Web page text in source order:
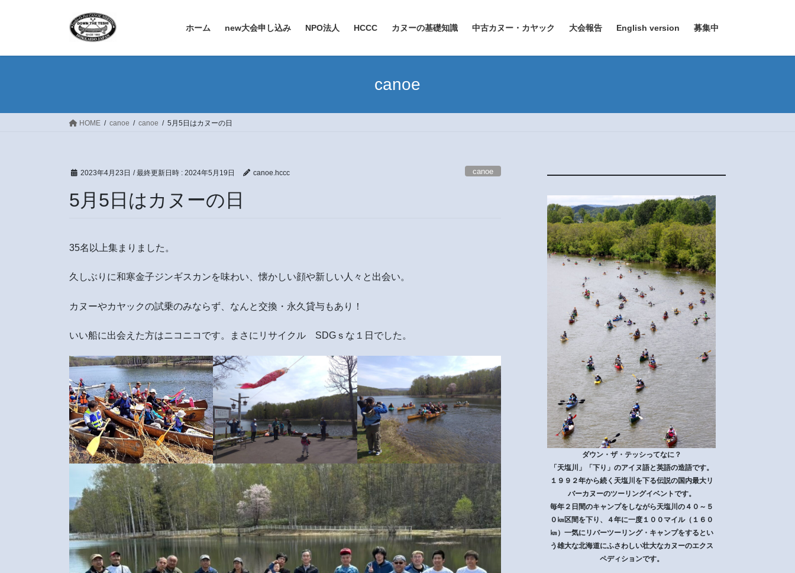
ホーム new大会申し込み NPO法人 HCCC カヌーの基礎知識 中古カヌー・カヤック 大会報告 English version 募集中
canoe
HOME canoe canoe 5月5日はカヌーの日
2023年4月23日 / 最終更新日時 : 2024年5月19日 canoe.hccc canoe
5月5日はカヌーの日
35名以上集まりました。
久しぶりに和寒金子ジンギスカンを味わい、懐かしい顔や新しい人々と出会い。
カヌーやカヤックの試乗のみならず、なんと交換・永久貸与もあり！
いい船に出会えた方はニコニコです。まさにリサイクル SDGｓな１日でした。
ダウン・ザ・テッシってなに？
「天塩川」「下り」のアイヌ語と英語の造語です。
１９９２年から続く天塩川を下る伝説の国内最大リ
バーカヌーのツーリングイベントです。
毎年２日間のキャンプをしながら天塩川の４０～５
０㎞区間を下り、４年に一度１００マイル（１６０
㎞）一気にリバーツーリング・キャンプをするとい
う雄大な北海道にふさわしい壮大なカヌーのエクス
ペディションです。